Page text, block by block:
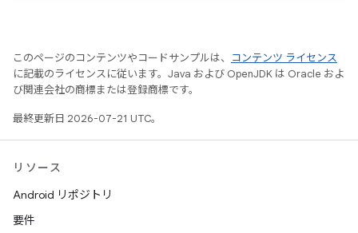
このページのコンテンツやコードサンプルは、
コンテンツ ライセンス
に記載のライセンスに従います。Java および OpenJDK は Oracle およ
び関連会社の商標または登録商標です。
最終更新日 2026-07-21 UTC。
リソース
Android リポジトリ
要件